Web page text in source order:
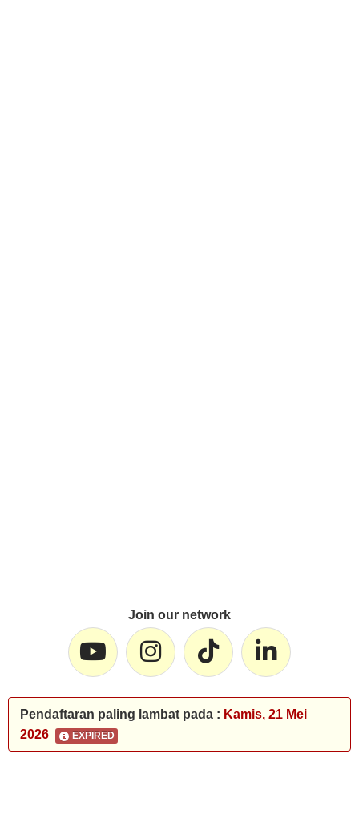
Join our network
Pendaftaran paling lambat pada : Kamis, 21 Mei
2026
EXPIRED